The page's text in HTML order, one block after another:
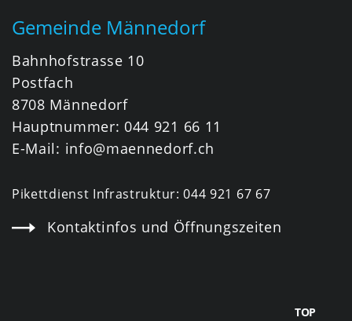
Gemeinde Männedorf
Bahnhofstrasse 10
Postfach
8708 Männedorf
Hauptnummer: 044 921 66 11
E-Mail: info@maennedorf.ch
Pikettdienst Infrastruktur:044 921 67 67
Kontaktinfos und Öffnungszeiten
TOP